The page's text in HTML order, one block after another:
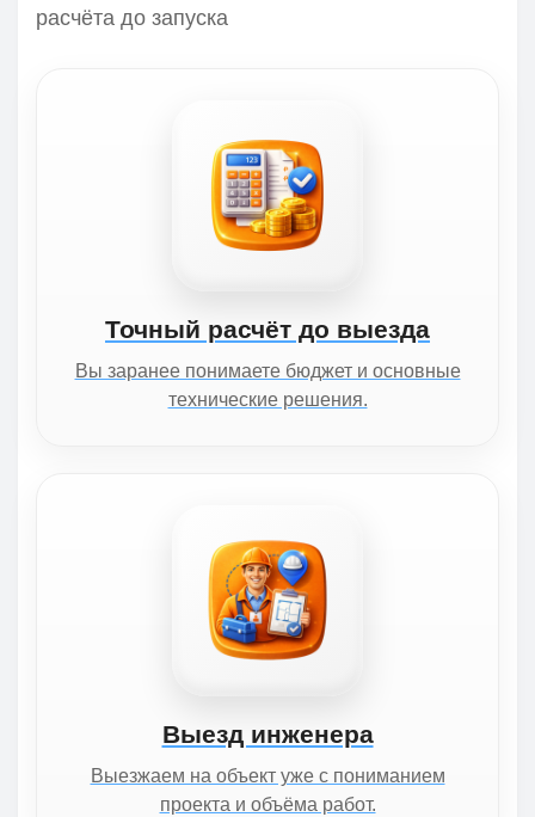
расчёта до запуска
Точный расчёт до выезда
Вы заранее понимаете бюджет и основные
технические решения.
Выезд инженера
Выезжаем на объект уже с пониманием
проекта и объёма работ.